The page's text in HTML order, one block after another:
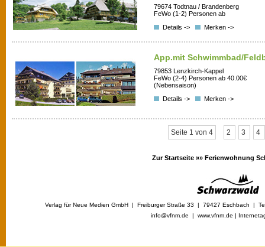
79674 Todtnau / Brandenberg
FeWo (1-2) Personen ab
Details ->
Merken ->
App.mit Schwimmbad/
79853 Lenzkirch-Kappel
FeWo (2-4) Personen ab 40.00€
(Nebensaison)
Details ->
Merken ->
Seite 1 von 4 2 3 4
Zur Startseite »» Ferienwohnung
Verlag für Neue Medien GmbH | Freiburger Straße 33 | 79427 Eschbach |
info@vfnm.de | www.vfnm.de |